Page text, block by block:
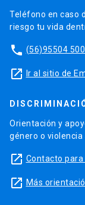
Teléfono en caso
riesgo tu vida
phone (56)95504
launch Ir al sitio de
Orientación y
género o violencia
launch Contacto para
launch Más